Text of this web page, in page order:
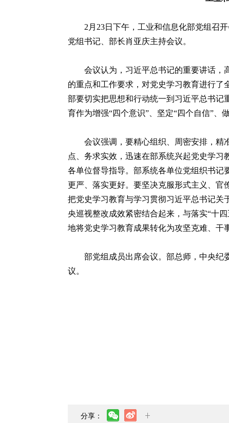
2月23日下午，工业和信息化部党组召开
党组书记、部长肖亚庆主持会议。
会议认为，习近平总书记的重要讲话，
的重点和工作要求，对党史学习教育进行
部要切实把思想和行动统一到习近平总书记
育作为增强“四个意识”、坚定“四个自信”、
会议强调，要精心组织、周密安排，精
点、务求实效，迅速在部系统兴起党史学
各单位督导指导。部系统各单位党组织书记
更严、落实更好。要坚决克服形式主义、官
把党史学习教育与学习贯彻习近平总书记关
央巡视整改成效紧密结合起来，与落实“十
地将党史学习教育成果转化为攻坚克难、干
部党组成员出席会议。部总师，中央纪
议。
分享：